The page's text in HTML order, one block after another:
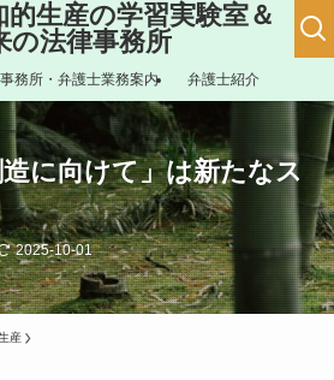
生産の学習実験室＆
の法律事務所
務所・弁護士業務案内 弁護士紹介
に向けて」は新たなス
2025-10-01
産